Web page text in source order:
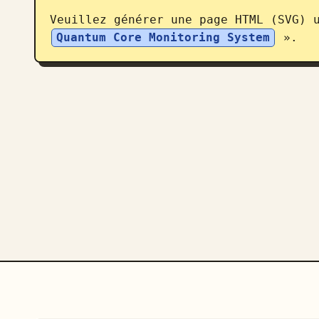
Veuillez générer une page HTML (SVG)
Quantum Core Monitoring System
».